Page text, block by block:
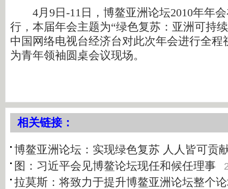
4月9日-11日，博鳌亚洲论坛2010年年会
行，本届年会主题为“绿色复苏：亚洲可持
中国网络电视台经济台对此次年会进行全程
为青年领袖圆桌会议现场。
相关链接：
博鳌亚洲论坛：实现绿色复苏 人人皆可贡
图：习近平会见博鳌论坛现任和候任理事
拉莫斯：将致力于提升博鳌亚洲论坛整个